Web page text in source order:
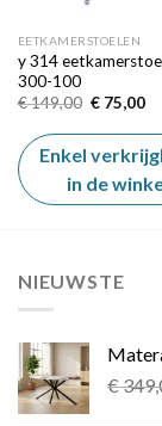
EETKAMERSTOELEN
y 314
300-100
€149,00
was:
€ 149,00.
€75,00
is:
€
Enkel
in de
NIEUWSTE
€